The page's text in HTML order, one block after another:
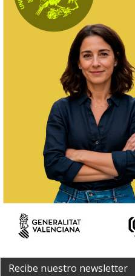
Recibe nuestro newsletter